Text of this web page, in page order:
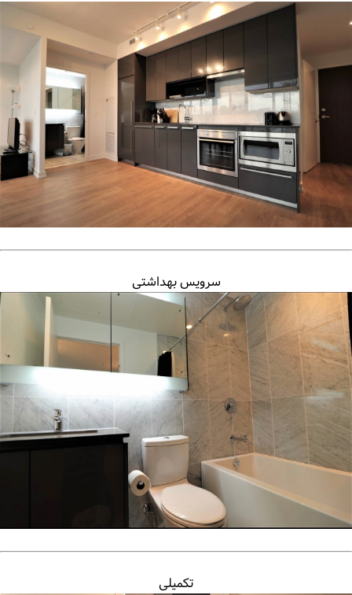
سرویس بهداشتی
تکمیلی